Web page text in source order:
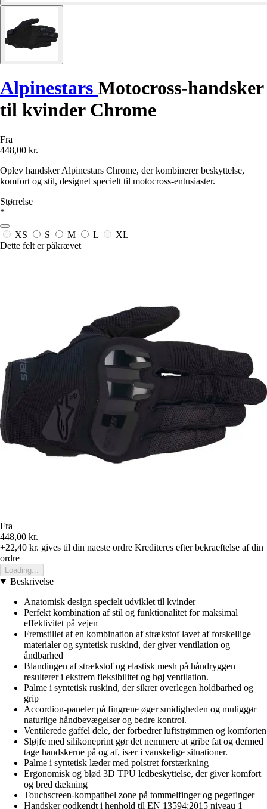
Alpinestars Motocross-handsker
til kvinder Chrome
Fra
448,00 kr.
Oplev handsker Alpinestars Chrome, der kombinerer beskyttelse,
komfort og stil, designet specielt til motocross-entusiaster.
Størrelse
*
XS S M L
XL
Dette felt er påkrævet
Fra
448,00 kr.
+22,40 kr. gives til din naeste ordre Krediteres efter bekraeftelse af din
ordre
Loading...
Beskrivelse
Anatomisk design specielt udviklet til kvinder
Perfekt kombination af stil og funktionalitet for maksimal
effektivitet på vejen
Fremstillet af en kombination af strækstof lavet af forskellige
materialer og syntetisk ruskind, der giver ventilation og
åndbarhed
Blandingen af strækstof og elastisk mesh på håndryggen
resulterer i ekstrem fleksibilitet og høj ventilation.
Palme i syntetisk ruskind, der sikrer overlegen holdbarhed og
grip
Accordion-paneler på fingrene øger smidigheden og muliggør
naturlige håndbevægelser og bedre kontrol.
Ventilerede gaffel dele, der forbedrer luftstrømmen og komforten
Sløjfe med silikoneprint gør det nemmere at gribe fat og dermed
tage handskerne på og af, især i vanskelige situationer.
Palme i syntetisk læder med polstret forstærkning
Ergonomisk og blød 3D TPU ledbeskyttelse, der giver komfort
og bred dækning
Touchscreen-kompatibel zone på tommelfinger og pegefinger
Handsker godkendt i henhold til EN 13594:2015 niveau 1